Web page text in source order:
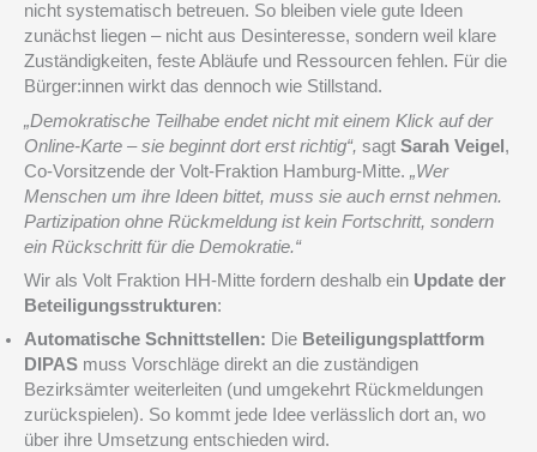
nicht systematisch betreuen. So bleiben viele gute Ideen
zunächst liegen – nicht aus Desinteresse, sondern weil klare
Zuständigkeiten, feste Abläufe und Ressourcen fehlen. Für die
Bürger:innen wirkt das dennoch wie Stillstand.
„Demokratische Teilhabe endet nicht mit einem Klick auf der
Online-Karte – sie beginnt dort erst richtig“, sagt Sarah Veigel ,
Co-Vorsitzende der Volt-Fraktion Hamburg-Mitte. „Wer
Menschen um ihre Ideen bittet, muss sie auch ernst nehmen.
Partizipation ohne Rückmeldung ist kein Fortschritt, sondern
ein Rückschritt für die Demokratie.“
Wir als Volt Fraktion HH-Mitte fordern deshalb ein Update der
Beteiligungsstrukturen:
Automatische Schnittstellen: Die Beteiligungsplattform
DIPAS muss Vorschläge direkt an die zuständigen
Bezirksämter weiterleiten (und umgekehrt Rückmeldungen
zurückspielen). So kommt jede Idee verlässlich dort an, wo
über ihre Umsetzung entschieden wird.